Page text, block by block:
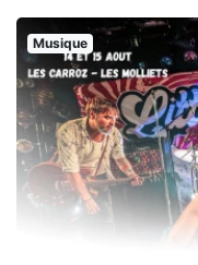
Musique